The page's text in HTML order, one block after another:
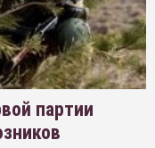
партии